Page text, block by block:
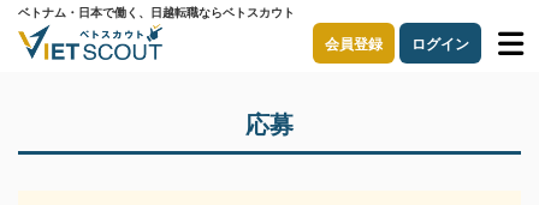
ベトナム・日本で働く、日越転職ならベトスカウト
会員登録 ログイン
応募